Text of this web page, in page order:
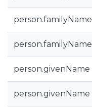
person.familyName
person.familyName
person.givenName
person.givenName